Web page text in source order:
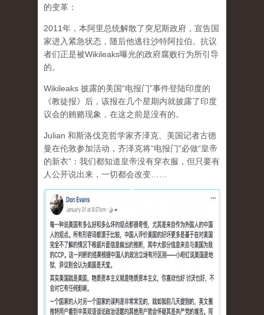
的变革：
2011年，本阿里总统解散了突尼斯政府，宣告国
家进入紧急状态，随后他逃往沙特阿拉伯。抗议
者们正是被Wikileaks曝光的政府腐败行为所引导
的。
Wikileaks 披露的美国“电报门”事件登陆印度的
《教徒报》后，该报在几个星期内就披露了印度
议会的贿赂现象，在这之前是没有的。
Julian 和斯洛伐克哲学家齐泽克、美国记者古德
曼在伦敦参加活动，齐泽克将“电报门”必做“皇帝
的新衣”：我们都知道皇帝没有穿衣服，但只要有
人公开说出来，一切都会改变……